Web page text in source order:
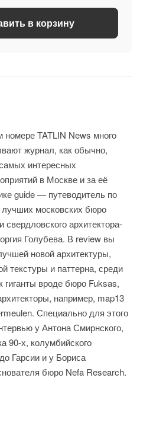
в корзину
TATLIN News много
журнал, как обычно,
интересных
в Москве и за её
guide — путеводитель по
лучших московских бюро
архитектора-
Голубева. В review вы
новой архитектуры,
текстуры и паттерна, среди
гиганты вроде бюро Fuksas,
например, map13
Специально для этого
у Антона Смирнского,
90-х, колумбийского
Гарсии и у Бориса
бюро Nefa Research.